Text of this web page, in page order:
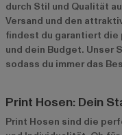
durch Stil und Qualität
Versand und den
findest du garantiert die
und dein Budget. Unser
sodass du immer das
Print Hosen: Dein
Print Hosen sind die